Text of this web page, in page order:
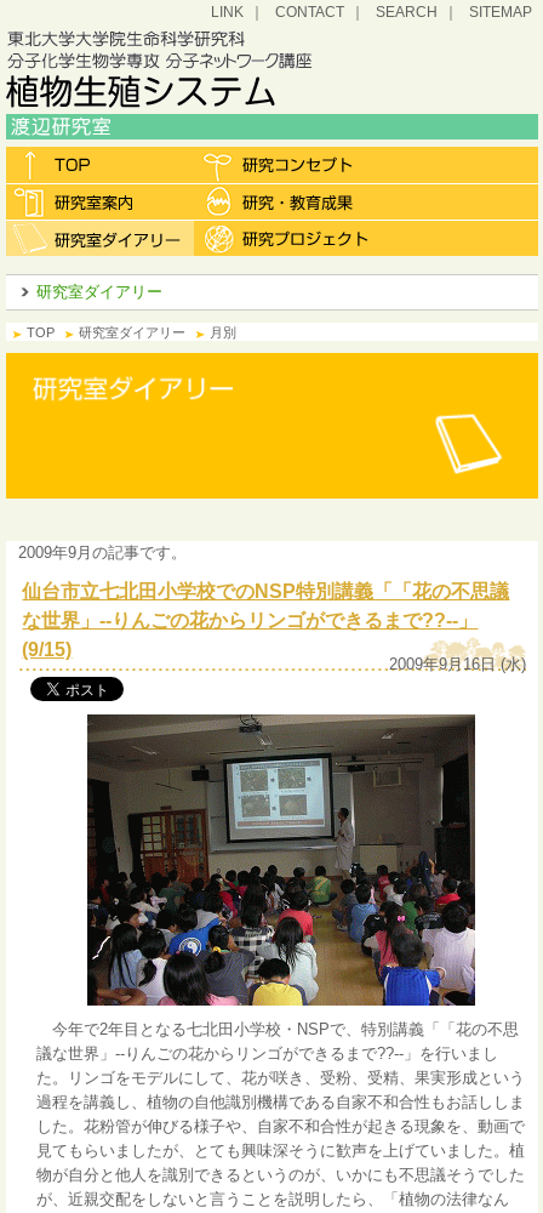
LINK CONTACT SEARCH SITEMAP
研究室ダイアリー
TOP 研究室ダイアリー 月別
2009年9月の記事です。
仙台市立七北田小学校でのNSP特別講義「「花の不思議
な世界」--りんごの花からリンゴができるまで??--」
(9/15)
2009年9月16日 (水)
今年で2年目となる七北田小学校・NSPで、特別講義「「花の不思
議な世界」--りんごの花からリンゴができるまで??--」を行いまし
た。リンゴをモデルにして、花が咲き、受粉、受精、果実形成という
過程を講義し、植物の自他識別機構である自家不和合性もお話ししま
した。花粉管が伸びる様子や、自家不和合性が起きる現象を、動画で
見てもらいましたが、とても興味深そうに歓声を上げていました。植
物が自分と他人を識別できるというのが、いかにも不思議そうでした
が、近親交配をしないと言うことを説明したら、「植物の法律なん